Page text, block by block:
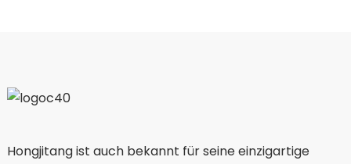
Hongjitang ist auch bekannt für seine einzigartige